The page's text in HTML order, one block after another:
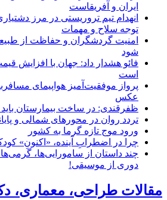
ایران و آفریقاست
انهدام تیم تروریستی در مرز
توجه سلاح و مهمات
امنیت گردشگران و حفاظت از
شود
فائو هشدار داد: جهان با افزایش
است
پرواز موفقیت‌آمیز هواپیمای
عکس
ظفرقندی: در ساخت بیمارستان
تردد روان در محورهای شمالی و
ورود موج تازه گرما به کشور
چرا در اضطرابِ آینده، «اکنونِ»
چند داستان از سامورایی‌ها،
دوری از موسیقی!
مقالات طراحی، معماری،